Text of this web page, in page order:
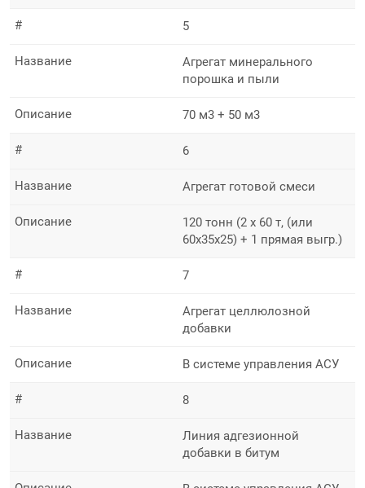
5
#
Агрегат минерального
порошка и пыли
Название
70 м3 + 50 м3
Описание
6
#
Агрегат готовой смеси
Название
120 тонн (2 х 60 т, (или
60х35х25) + 1 прямая выгр.)
Описание
7
#
Агрегат целлюлозной
добавки
Название
В системе управления АСУ
Описание
8
#
Линия адгезионной
добавки в битум
Название